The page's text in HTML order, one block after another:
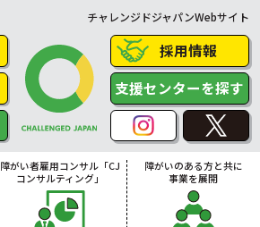
チャレンジドジャパンWebサイト
採用情報
支援センターを探す
障がい者雇用コンサル「CJ
コンサルティング」
障がいのある方と共に
事業を展開